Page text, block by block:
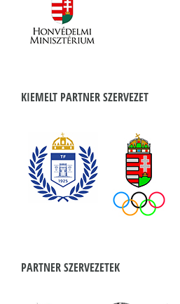
KIEMELT PARTNER SZERVEZET
PARTNER SZERVEZETEK